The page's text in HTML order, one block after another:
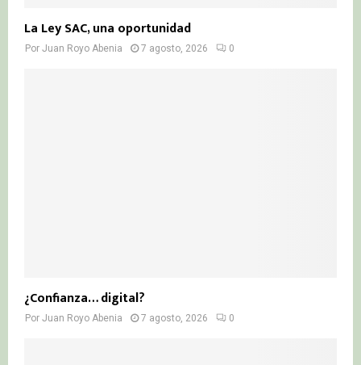
La Ley SAC, una oportunidad
Por Juan Royo Abenia 7 agosto, 2026 0
¿Confianza… digital?
Por Juan Royo Abenia 7 agosto, 2026 0